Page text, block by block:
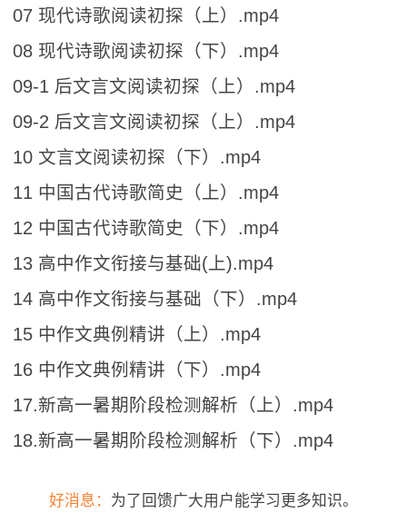
07 现代诗歌阅读初探（上）.mp4
08 现代诗歌阅读初探（下）.mp4
09-1 后文言文阅读初探（上）.mp4
09-2 后文言文阅读初探（上）.mp4
10 文言文阅读初探（下）.mp4
11 中国古代诗歌简史（上）.mp4
12 中国古代诗歌简史（下）.mp4
13 高中作文衔接与基础(上).mp4
14 高中作文衔接与基础（下）.mp4
15 中作文典例精讲（上）.mp4
16 中作文典例精讲（下）.mp4
17.新高一暑期阶段检测解析（上）.mp4
18.新高一暑期阶段检测解析（下）.mp4
好消息： 为了回馈广大用户能学习更多知识。